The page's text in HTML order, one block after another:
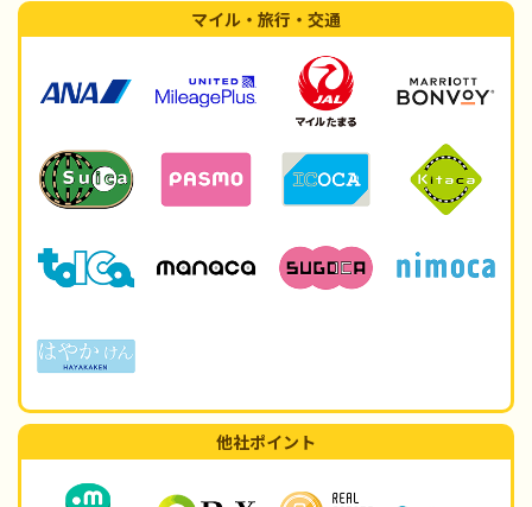
マイル・旅行・交通
他社ポイント